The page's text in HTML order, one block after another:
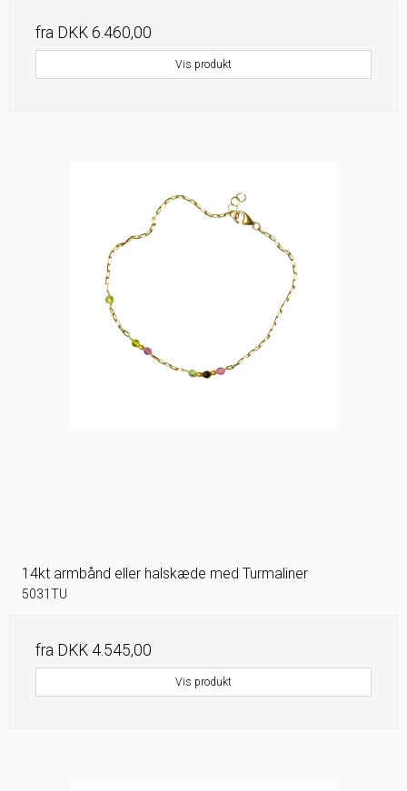
fra DKK 6.460,00
Vis produkt
14kt armbånd eller halskæde med Turmaliner
5031TU
fra DKK 4.545,00
Vis produkt